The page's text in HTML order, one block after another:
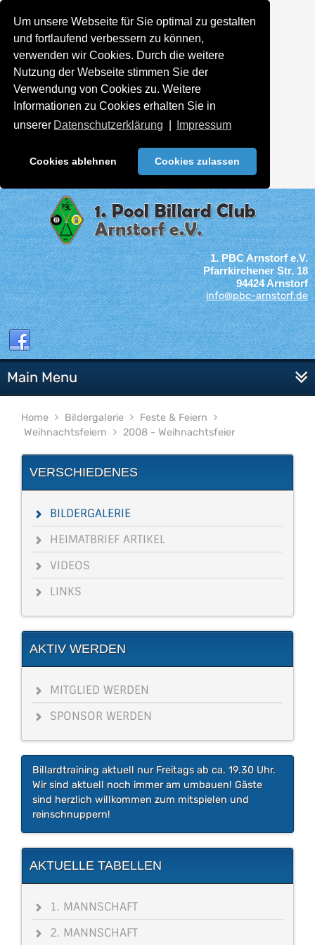
Um unsere Webseite für Sie optimal zu gestalten
und fortlaufend verbessern zu können,
verwenden wir Cookies. Durch die weitere
Nutzung der Webseite stimmen Sie der
Verwendung von Cookies zu. Weitere
Informationen zu Cookies erhalten Sie in
unserer Datenschutzerklärung Impressum
Cookies ablehnen Cookies zulassen
1. PBC Arnstorf e.V.
Pfarrkirchener Str. 18
94424 Arnstorf
info@pbc-arnstorf.de
Main Menu
Home Bildergalerie
Feste & Feiern
Weihnachtsfeiern
2008 - Weihnachtsfeier
VERSCHIEDENES
BILDERGALERIE
HEIMATBRIEF ARTIKEL
VIDEOS
LINKS
AKTIV WERDEN
MITGLIED WERDEN
SPONSOR WERDEN
Billardtraining aktuell nur Freitags ab ca. 19.30 Uhr.
Wir sind aktuell noch immer am umbauen! Gäste
sind herzlich willkommen zum mitspielen und
reinschnuppern!
AKTUELLE TABELLEN
1. MANNSCHAFT
2. MANNSCHAFT